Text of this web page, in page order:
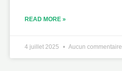
READ MORE »
4 juillet 2025 Aucun commentaire